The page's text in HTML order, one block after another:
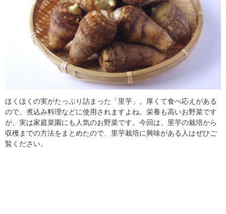
趣味
食材辞典
おすすめ
ほくほくの実がたっぷり詰まった「里芋」。厚くて食べ応えがある
ので、煮込み料理などに使用されますよね。栄養も高いお野菜です
が、実は家庭菜園にも人気のお野菜です。今回は、里芋の栽培から
収穫までの方法をまとめたので、里芋栽培に興味がある人はぜひご
覧ください。